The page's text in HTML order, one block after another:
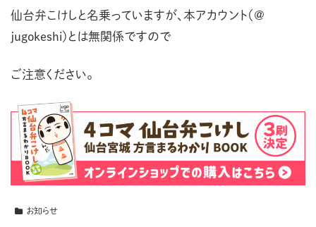
仙台弁こけしと名乗っていますが、本アカウント（＠
jugokeshi)とは無関係ですので
ご注意ください。
お知らせ